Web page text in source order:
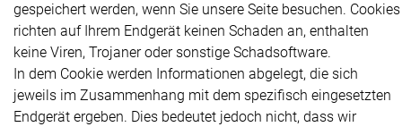
gespeichert werden, wenn Sie unsere Seite besuchen. Cookies
richten auf Ihrem Endgerät keinen Schaden an, enthalten
keine Viren, Trojaner oder sonstige Schadsoftware.
In dem Cookie werden Informationen abgelegt, die sich
jeweils im Zusammenhang mit dem spezifisch eingesetzten
Endgerät ergeben. Dies bedeutet jedoch nicht, dass wir